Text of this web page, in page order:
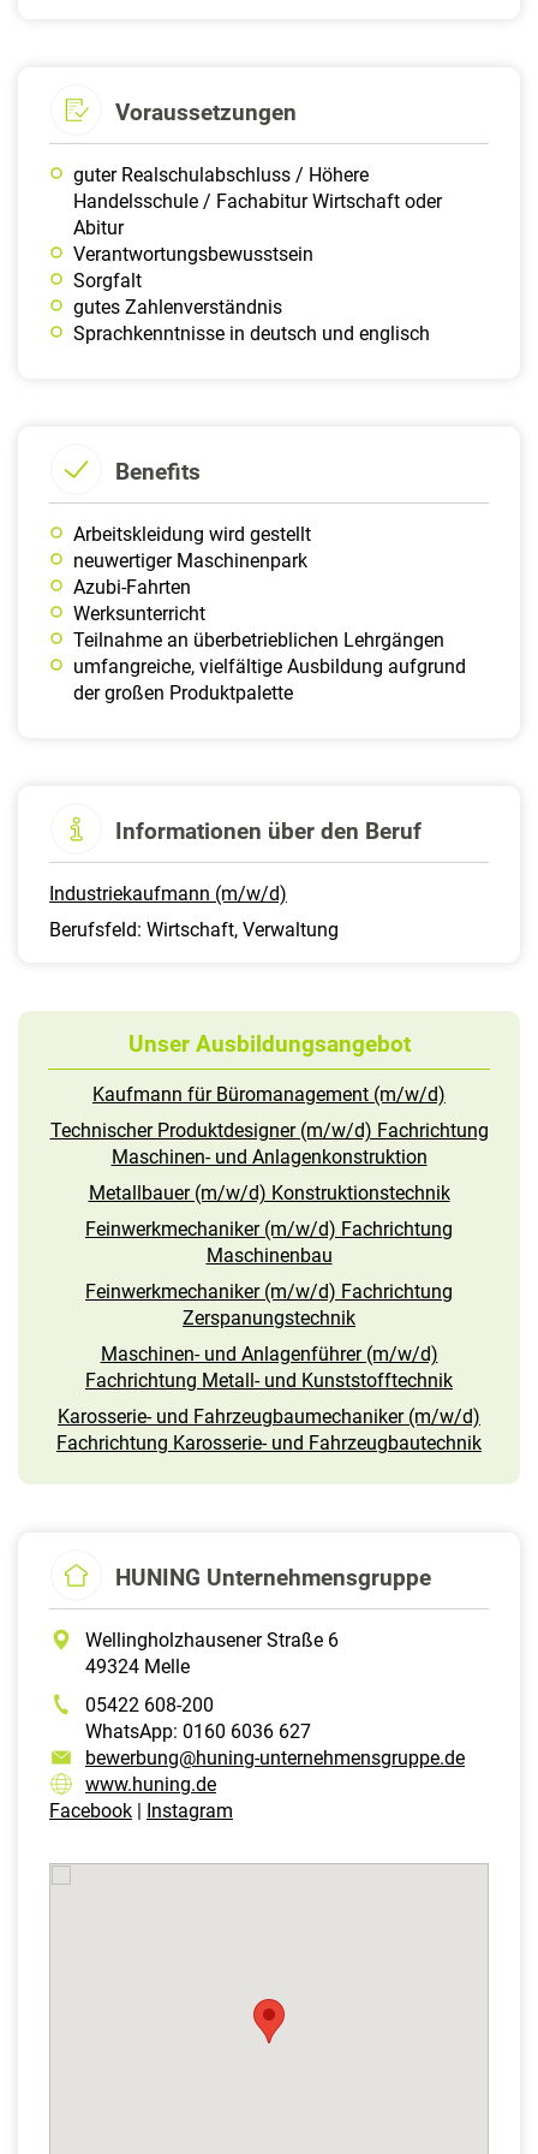
Voraussetzungen
guter Realschulabschluss / Höhere
Handelsschule / Fachabitur Wirtschaft oder
Abitur
Verantwortungsbewusstsein
Sorgfalt
gutes Zahlenverständnis
Sprachkenntnisse in deutsch und englisch
Benefits
Arbeitskleidung wird gestellt
neuwertiger Maschinenpark
Azubi-Fahrten
Werksunterricht
Teilnahme an überbetrieblichen Lehrgängen
umfangreiche, vielfältige Ausbildung aufgrund
der großen Produktpalette
Informationen über den Beruf
Industriekaufmann (m/w/d)
Berufsfeld: Wirtschaft, Verwaltung
Unser Ausbildungsangebot
Kaufmann für Büromanagement (m/w/d)
Technischer Produktdesigner (m/w/d) Fachrichtung
Maschinen- und Anlagenkonstruktion
Metallbauer (m/w/d) Konstruktionstechnik
Feinwerkmechaniker (m/w/d) Fachrichtung
Maschinenbau
Feinwerkmechaniker (m/w/d) Fachrichtung
Zerspanungstechnik
Maschinen- und Anlagenführer (m/w/d)
Fachrichtung Metall- und Kunststofftechnik
Karosserie- und Fahrzeugbaumechaniker (m/w/d)
Fachrichtung Karosserie- und Fahrzeugbautechnik
HUNING Unternehmensgruppe
Wellingholzhausener Straße 6
49324 Melle
05422 608-200
WhatsApp: 0160 6036 627
bewerbung@huning-unternehmensgruppe.de
www.huning.de
Facebook
Instagram